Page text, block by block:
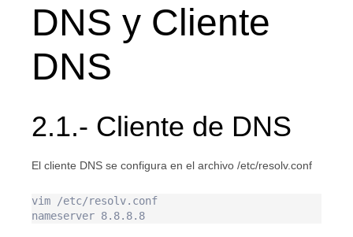
DNS y Cliente
DNS
2.1.- Cliente de DNS
El cliente DNS se configura en el archivo /etc/resolv.conf
vim /etc/resolv.conf